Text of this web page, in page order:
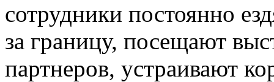
сотрудники постоянно
за границу, посещают
партнеров, устраивают